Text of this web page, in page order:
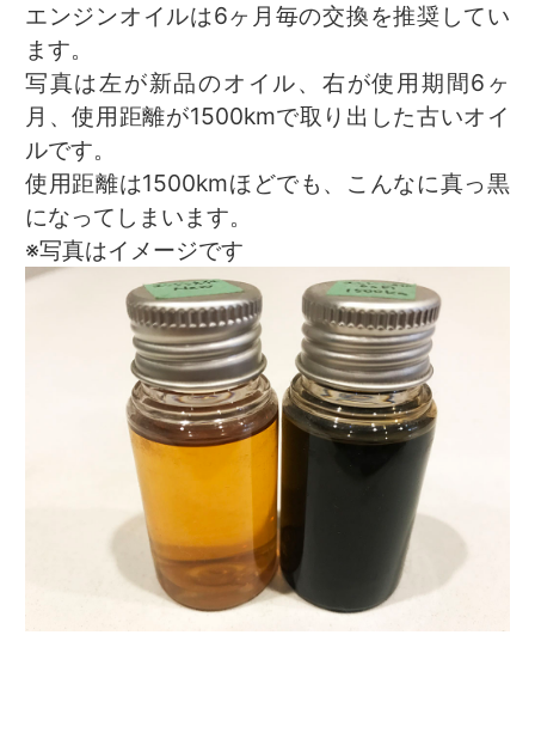
エンジンオイルは6ヶ月毎の交換を推奨してい
ます。
写真は左が新品のオイル、右が使用期間6ヶ
月、使用距離が1500kmで取り出した古いオイ
ルです。
使用距離は1500kmほどでも、こんなに真っ黒
になってしまいます。
※写真はイメージです